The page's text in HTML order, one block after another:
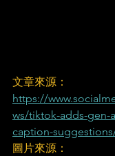
文章來源：
https://
ws/tiktok-adds-gen-
caption-
圖片來源：